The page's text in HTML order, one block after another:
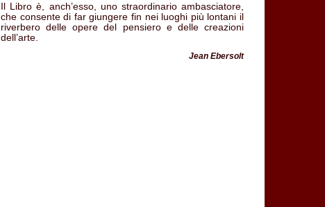
Il Libro è, anch’esso, uno straordinario ambasciatore,
che consente di far giungere fin nei luoghi più lontani il
riverbero delle opere del pensiero e delle creazioni
dell’arte.
Jean Ebersolt